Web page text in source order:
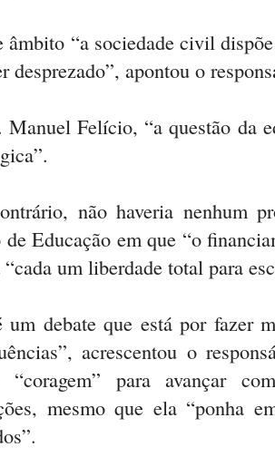
âmbito “a sociedade civil
desprezado”, apontou o
Manuel Felício, “a questão da
não haveria nenhum
Educação em que “o
“cada um liberdade total para
um debate que está por fazer
acrescentou o
“coragem” para avançar
mesmo que ela “ponha